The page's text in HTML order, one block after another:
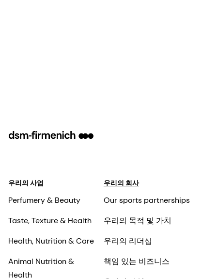
우리의 사업
Perfumery & Beauty
Taste, Texture & Health
Health, Nutrition & Care
Animal Nutrition &
Health
우리의 회사
Our sports partnerships
우리의 목적 및 가치
우리의 리더십
책임 있는 비즈니스